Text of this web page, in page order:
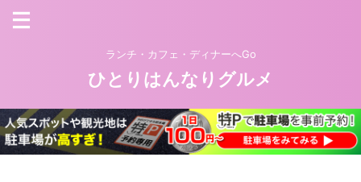
ランチ・カフェ・ディナーへGo
ひとりはんなりグルメ